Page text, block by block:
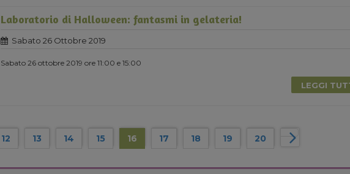
Laboratorio di Halloween: fantasmi in gelateria!
Sabato 26 Ottobre 2019
Sabato 26 ottobre 2019 ore 11:00 e 15:00
LEGGI
12 13 14 15 16 17 18 19 20